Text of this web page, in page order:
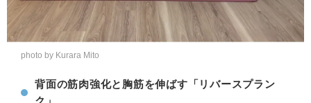
photo by Kurara Mito
背面の筋肉強化と胸筋を伸ばす「リバースプラン